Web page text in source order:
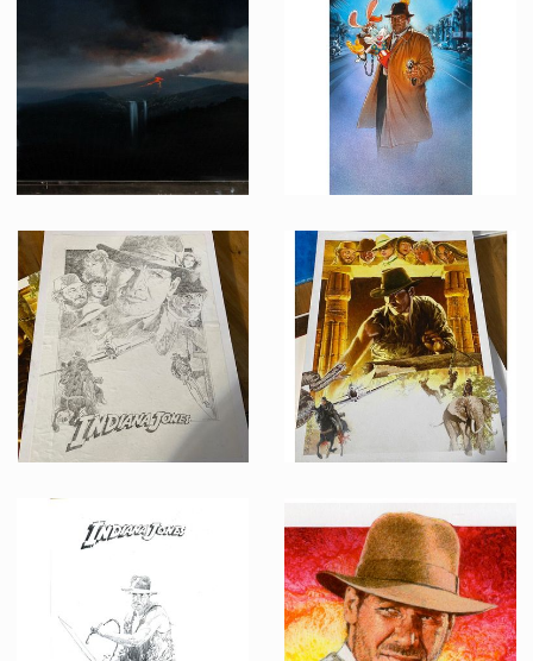
Matte Painting original de l'Afrique de l’Ouest équatoriale de Albert Whitlock
Vu à l'écran
Peinture alternative originale de Steve Chorney de l'affiche US de Qui veut la peau de Roger Rabbit
Fait pour la promotion
Dessin conceptuel N&B original de Michel Jouin du poster 20ème anniversaire d'Indiana Jones pour le Lucasfilm Magazine
Produits dérivés
Peinture originale de Michel Jouin pour le poster du 20ème anniversaire d'Indiana Jones du Lucasfilm Magazine
Produits dérivés